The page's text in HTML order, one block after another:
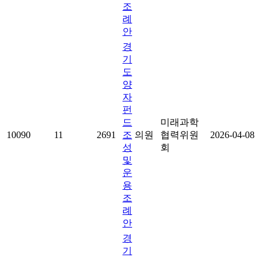
조
례
안
10090 11 2691
경
기
도
양
자
펀
드
조
성
및
운
용
조
례
안
의원
미래과학
협력위원
회
2026-04-08
경
기